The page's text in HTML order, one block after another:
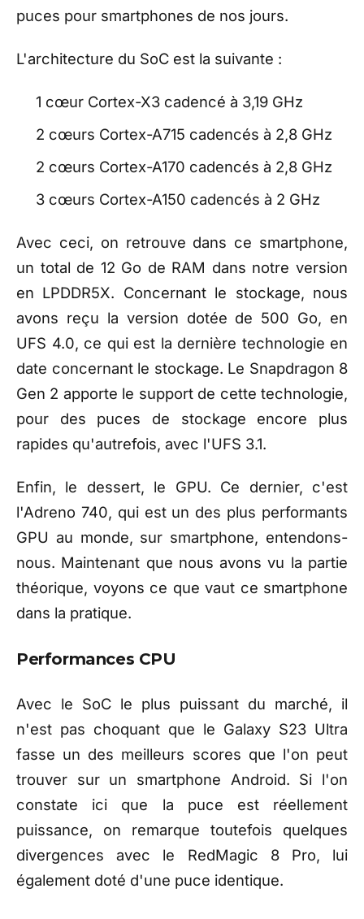
puces pour smartphones de nos jours.
L'architecture du SoC est la suivante :
1 cœur Cortex-X3 cadencé à 3,19 GHz
2 cœurs Cortex-A715 cadencés à 2,8 GHz
2 cœurs Cortex-A170 cadencés à 2,8 GHz
3 cœurs Cortex-A150 cadencés à 2 GHz
Avec ceci, on retrouve dans ce smartphone,
un total de 12 Go de RAM dans notre version
en LPDDR5X. Concernant le stockage, nous
avons reçu la version dotée de 500 Go, en
UFS 4.0, ce qui est la dernière technologie en
date concernant le stockage. Le Snapdragon 8
Gen 2 apporte le support de cette technologie,
pour des puces de stockage encore plus
rapides qu'autrefois, avec l'UFS 3.1.
Enfin, le dessert, le GPU. Ce dernier, c'est
l'Adreno 740, qui est un des plus performants
GPU au monde, sur smartphone, entendons-
nous. Maintenant que nous avons vu la partie
théorique, voyons ce que vaut ce smartphone
dans la pratique.
Performances CPU
Avec le SoC le plus puissant du marché, il
n'est pas choquant que le Galaxy S23 Ultra
fasse un des meilleurs scores que l'on peut
trouver sur un smartphone Android. Si l'on
constate ici que la puce est réellement
puissance, on remarque toutefois quelques
divergences avec le RedMagic 8 Pro, lui
également doté d'une puce identique.